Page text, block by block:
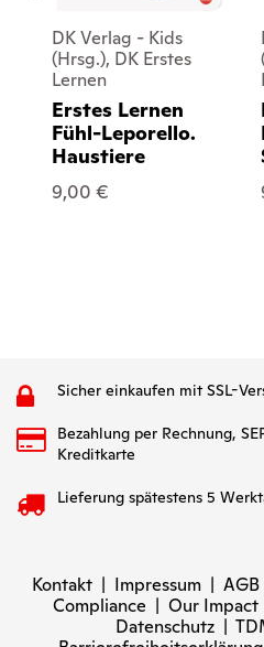
DK Verlag - Kids
(Hrsg.), DK Erstes
Lernen
Erstes Lernen
Fühl-Leporello.
Haustiere
9,00 €
Sicher einkaufen mit SSL-
Bezahlung per Rechnung,
Kreditkarte
Lieferung spätestens 5
Kontakt | Impressum |
Compliance | Our Impact
Datenschutz |